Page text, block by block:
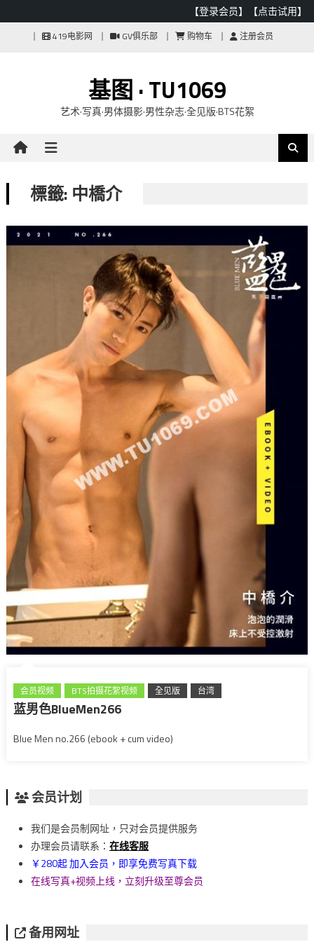
【登录会员】 【点击试用】
419电影网 GV俱乐部 购物车 注册会员
基图 · TU1069
艺术·写真·男体摄影·男性杂志·全见版·BTS花絮
標籤: 中橋介
会员视频 BTS拍摄花絮视频 全见版 台湾
蓝男色BlueMen266
Blue Men no.266 (ebook + cum video)
会员计划
我们是会员制网址，只对会员提供服务
办理会员请联系： 在线客服
￥280起 加入会员，即享免费写真下载
在线写真+视频上线，立刻升级至尊会员
备用网址